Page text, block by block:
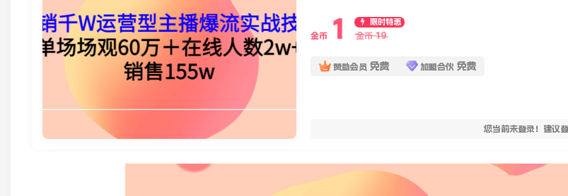
金币 1
限时特惠
金币 19
赞助会员 免费 加盟合伙 免费
您当前未登录！建议